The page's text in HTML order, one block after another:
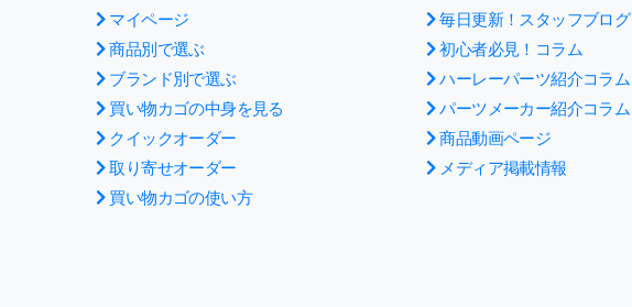
マイページ
商品別で選ぶ
ブランド別で選ぶ
買い物カゴの中身を見る
クイックオーダー
取り寄せオーダー
買い物カゴの使い方
毎日更新！スタッフブログ
初心者必見！コラム
ハーレーパーツ紹介コラム
パーツメーカー紹介コラム
商品動画ページ
メディア掲載情報